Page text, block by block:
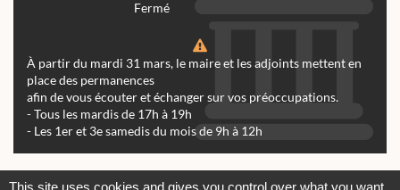
Fermé
À partir du mardi 31 mars, le maire et les adjoints mettent en
place des permanences
afin de vous écouter et échanger sur vos préoccupations.
- Tous les mardis de 17h à 19h
- Les 1er et 3e samedis du mois de 9h à 12h
This site uses cookies and gives you control over what you want